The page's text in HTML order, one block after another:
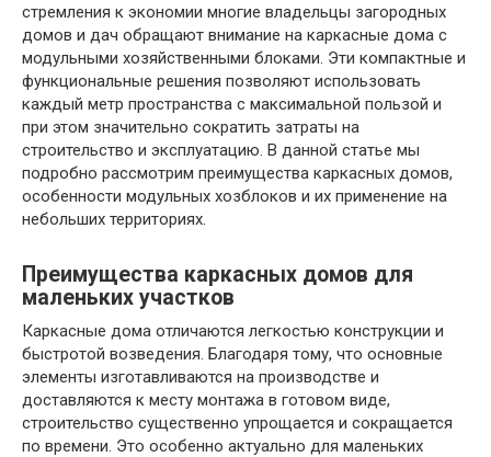
стремления к экономии многие владельцы загородных
домов и дач обращают внимание на каркасные дома с
модульными хозяйственными блоками. Эти компактные и
функциональные решения позволяют использовать
каждый метр пространства с максимальной пользой и
при этом значительно сократить затраты на
строительство и эксплуатацию. В данной статье мы
подробно рассмотрим преимущества каркасных домов,
особенности модульных хозблоков и их применение на
небольших территориях.
Преимущества каркасных домов для
маленьких участков
Каркасные дома отличаются легкостью конструкции и
быстротой возведения. Благодаря тому, что основные
элементы изготавливаются на производстве и
доставляются к месту монтажа в готовом виде,
строительство существенно упрощается и сокращается
по времени. Это особенно актуально для маленьких